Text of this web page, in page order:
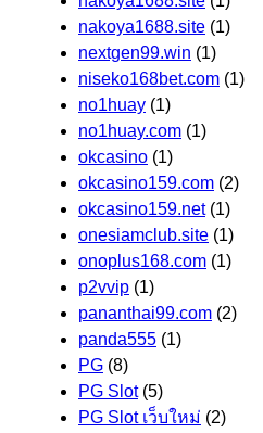
nakoya1688.site (1)
nextgen99.win (1)
niseko168bet.com (1)
no1huay (1)
no1huay.com (1)
okcasino (1)
okcasino159.com (2)
okcasino159.net(1)
onesiamclub.site (1)
onoplus168.com (1)
p2vvip (1)
pananthai99.com (2)
panda555 (1)
PG (8)
PG Slot(5)
PG Slot เว็บใหม่ (2)